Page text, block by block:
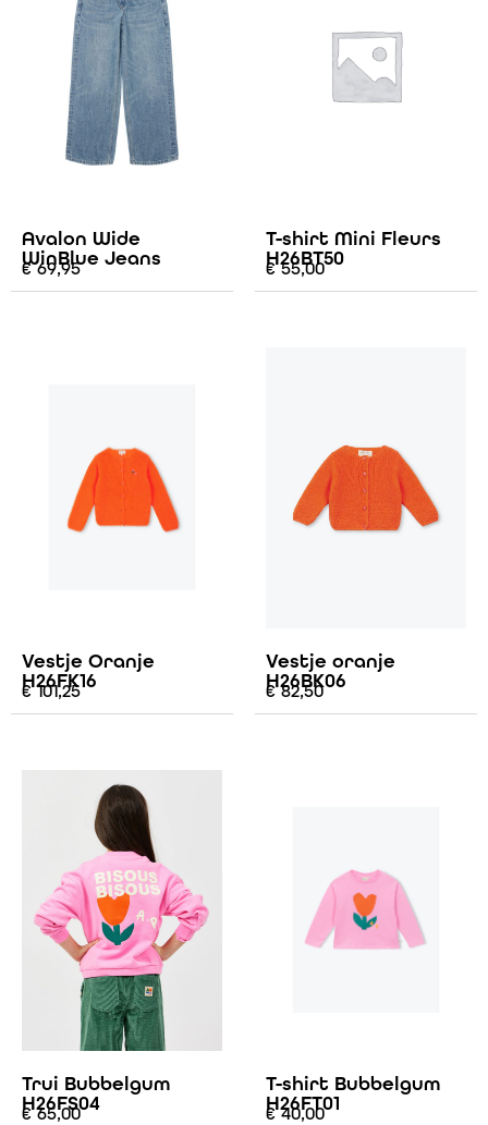
Avalon Wide
WinBlue Jeans
€69,95
T-shirt Mini Fleurs
H26BT50
€55,00
Vestje Oranje
H26FK16
€101,25
Vestje oranje
H26BK06
€82,50
Trui Bubbelgum
H26FS04
€65,00
T-shirt Bubbelgum
H26FT01
€40,00